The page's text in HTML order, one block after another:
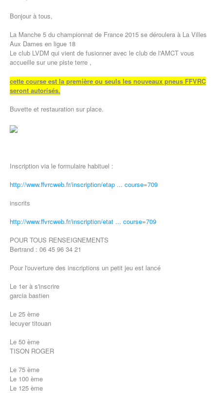
Bonjour à tous,
La Manche 5 du championnat de France 2015 se déroulera à La Villes
Aux Dames en ligue 18
Le club LVDM qui vient de fusionner avec le club de l'AMCT vous
accueille sur une piste terre ,
cette course est la première ou seuls les nouveaux pneus FFVRC
seront autorisés.
Buvette et restauration sur place.
Inscription via le formulaire habituel :
http://www.ffvrcweb.fr/inscription/etap ... course=709
inscrits
http://www.ffvrcweb.fr/inscription/etat ... course=709
POUR TOUS RENSEIGNEMENTS
Bertrand : 06 45 96 34 21
Pour l'ouverture des inscriptions un petit jeu est lancé
Le 1er à s'inscrire
garcia bastien
Le 25 ème
lecuyer titouan
Le 50 ème
TISON ROGER
Le 75 ème
Le 100 ème
Le 125 ème